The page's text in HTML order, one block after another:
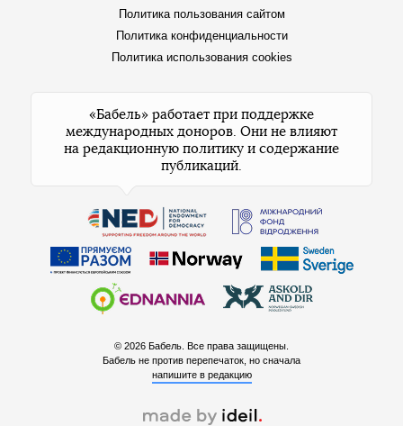
Политика пользования сайтом
Политика конфиденциальности
Политика использования cookies
«Бабель» работает при поддержке
международных доноров. Они не влияют
на редакционную политику и содержание
публикаций.
© 2026 Бабель. Все права защищены.
Бабель не против перепечаток, но сначала
напишите в редакцию